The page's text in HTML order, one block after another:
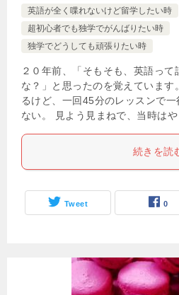
英語が全く喋れないけど留学したい時
超初心者でも独学でがんばりたい時
独学でどうしても頑張りたい時
２０年前、「そもそも、英語っ
な？」と思ったのを覚えていま
るけど、一回45分のレッスンで
ない。 見よう見まねで、当時は
続きを読
Tweet 0